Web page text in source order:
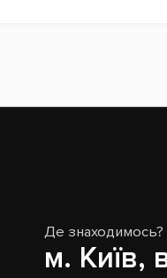
Де знаходимось?
м. Київ,